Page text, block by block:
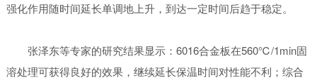
强化作用随时间延长单调地上升，到达一定时间后趋于稳定。
张泽东等专家的研究结果显示：6016合金板在560℃/1min固
溶处理可获得良好的效果，继续延长保温时间对性能不利；综合